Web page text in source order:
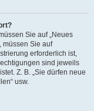
Sie auf „Neues
müssen Sie auf
erforderlich ist,
sind jeweils
Z. B. „Sie dürfen neue
usw.